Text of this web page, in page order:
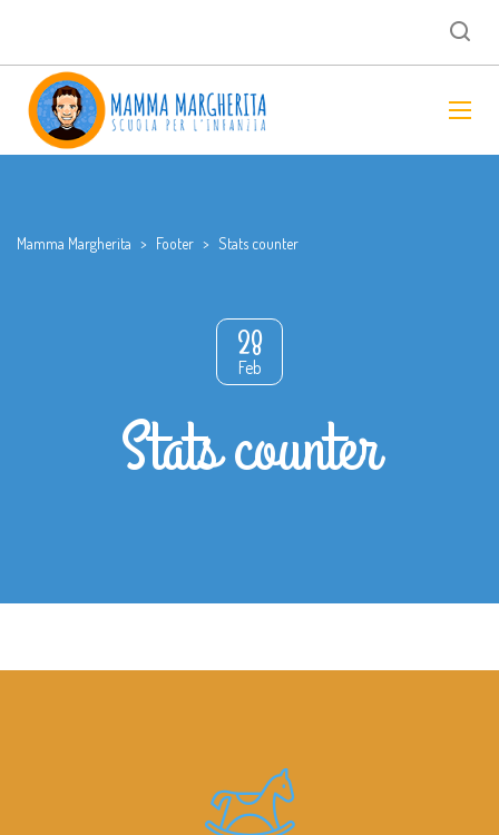
Mamma Margherita > Footer > Stats counter
28
Feb
Stats counter